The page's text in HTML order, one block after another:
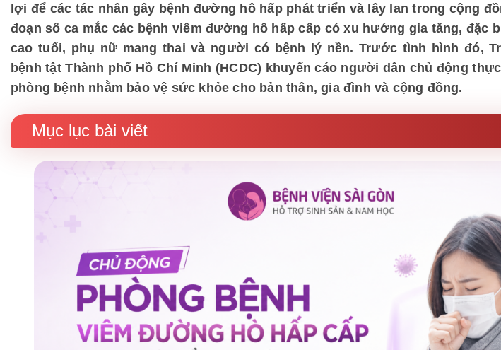
lợi để các tác nhân gây bệnh đường hô hấp phát triển và lây lan trong cộng
đoạn số ca mắc các bệnh viêm đường hô hấp cấp có xu hướng gia tăng, đặc
cao tuổi, phụ nữ mang thai và người có bệnh lý nền.Trước tình hình đó,
bệnh tật Thành phố Hồ Chí Minh (HCDC) khuyến cáo người dân chủ động
phòng bệnh nhằm bảo vệ sức khỏe cho bản thân, gia đình và cộng đồng.
Mục lục bài viết